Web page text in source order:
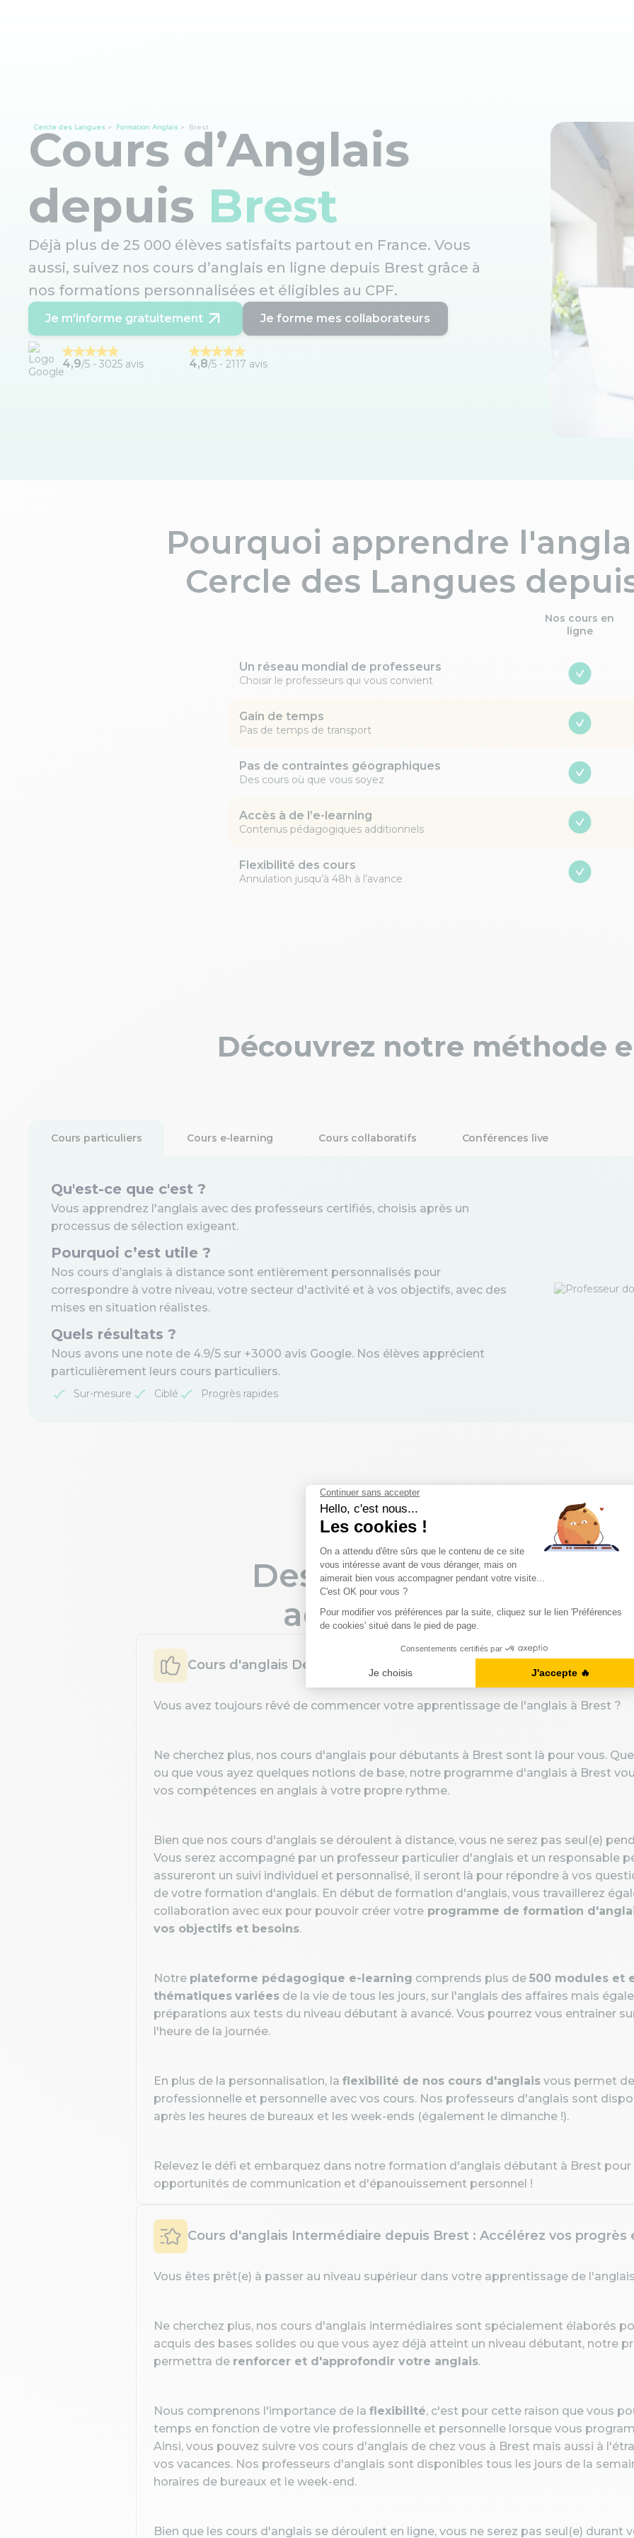
Cercle des Langues > Formation Anglais > Brest
Cours d’Anglais
depuis Brest
Déjà plus de 25 000 élèves satisfaits partout en France. Vous
aussi, suivez nos cours d’anglais en ligne depuis Brest grâce à
nos formations personnalisées et éligibles au CPF.
Je m'informe gratuitement Je forme mes collaborateurs
4,9/5 - 3025 avis 4,8/5 - 2117 avis
Pourquoi apprendre
Cercle des Langues
Nos cours en
ligne
Un réseau mondial de professeurs
Choisir le professeurs qui vous convient
Gain de temps
Pas de temps de transport
Pas de contraintes géographiques
Des cours où que vous soyez
Accès à de l’e-learning
Contenus pédagogiques additionnels
Flexibilité des cours
Annulation jusqu’à 48h à l’avance
Découvrez notre méthode
Cours particuliers Cours e-learning Cours collaboratifs Conférences live
Qu'est-ce que c'est ?
Vous apprendrez l'anglais avec des professeurs certifiés, choisis après un
processus de sélection exigeant.
Pourquoi c’est utile ?
Nos cours d’anglais à distance sont entièrement personnalisés pour
correspondre à votre niveau, votre secteur d'activité et à vos objectifs, avec des
mises en situation réalistes.
Quels résultats ?
Nous avons une note de 4.9/5 sur +3000 avis Google. Nos élèves apprécient
particulièrement leurs cours particuliers.
Sur-mesure Ciblé Progrès rapides
Des programmes de
adaptés à vos
Cours d'anglais Débutant depuis Brest : Démarrez votre
Vous avez toujours rêvé de commencer votre apprentissage de l'anglais à Brest ?
Ne cherchez plus, nos cours d'anglais pour débutants à Brest sont là pour vous.
ou que vous ayez quelques notions de base, notre programme d'anglais à Brest
vos compétences en anglais à votre propre rythme.
Bien que nos cours d'anglais se déroulent à distance, vous ne serez pas seul(e)
Vous serez accompagné par un professeur particulier d'anglais et un responsable
assureront un suivi individuel et personnalisé, il seront là pour répondre à vos
de votre formation d'anglais. En début de formation d'anglais, vous travaillerez
collaboration avec eux pour pouvoir créer votre programme de formation
vos objectifs et besoins.
Notre plateforme pédagogique e-learning comprends plus de 500 modules et
thématiques variées de la vie de tous les jours, sur l'anglais des affaires mais
préparations aux tests du niveau débutant à avancé. Vous pourrez vous entrainer
l'heure de la journée.
En plus de la personnalisation, la flexibilité de nos cours d'anglais vous permet
professionnelle et personnelle avec vos cours. Nos professeurs d'anglais sont
après les heures de bureaux et les week-ends (également le dimanche !).
Relevez le défi et embarquez dans notre formation d'anglais débutant à Brest pour
opportunités de communication et d'épanouissement personnel !
Cours d'anglais Intermédiaire depuis Brest : Accélérez vos progrès
Vous êtes prêt(e) à passer au niveau supérieur dans votre apprentissage de
Ne cherchez plus, nos cours d'anglais intermédiaires sont spécialement élaborés
acquis des bases solides ou que vous ayez déjà atteint un niveau débutant, notre
permettra de renforcer et d'approfondir votre anglais.
Nous comprenons l'importance de la flexibilité, c'est pour cette raison que vous
temps en fonction de votre vie professionnelle et personnelle lorsque vous
Ainsi, vous pouvez suivre vos cours d'anglais de chez vous à Brest mais aussi à
vos vacances. Nos professeurs d'anglais sont disponibles tous les jours de la
horaires de bureaux et le week-end.
Bien que les cours d'anglais se déroulent en ligne, vous ne serez pas seul(e) durant